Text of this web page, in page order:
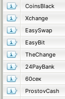
CoinsBlack
Xchange
EasySwap
EasyBit
TheChange
24PayBank
60сек
ProstovCash